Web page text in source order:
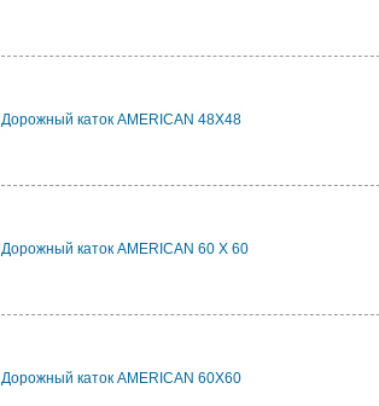
Дорожный каток AMERICAN 48X48
Дорожный каток AMERICAN 60 X 60
Дорожный каток AMERICAN 60X60